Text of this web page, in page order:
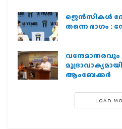
ജെന്‍സികള്‍
തന്നെ ഭാഗം
ആംബേക്കർ
LOAD